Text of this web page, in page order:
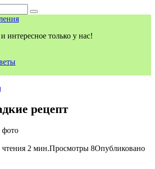
интересное только у нас!
рецепт
2 мин.Просмотры 8Опубликовано